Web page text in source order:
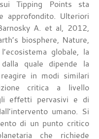
Tipping Points sta
approfondito. Ulteriori
A. et al, 2012,
biosphere, Nature,
globale, la
quale dipende la
in modi similari
critica a livello
effetti pervasivi e di
umano. Si
di un punto critico
che richiede